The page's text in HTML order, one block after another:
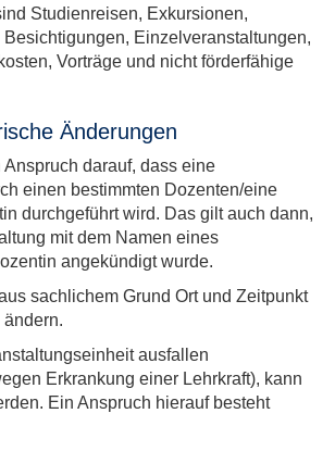
Studienreisen, Exkursionen,
Besichtigungen, Einzelveranstaltungen,
Vorträge und nicht förderfähige
Änderungen
Anspruch darauf, dass eine
einen bestimmten Dozenten/eine
durchgeführt wird. Das gilt auch dann,
mit dem Namen eines
angekündigt wurde.
sachlichem Grund Ort und Zeitpunkt
ausfallen
Erkrankung einer Lehrkraft), kann
Ein Anspruch hierauf besteht